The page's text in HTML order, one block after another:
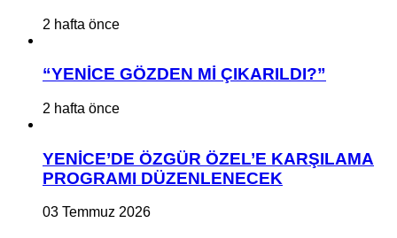
2 hafta önce
“YENİCE GÖZDEN Mİ ÇIKARILDI?”
2 hafta önce
YENİCE’DE ÖZGÜR ÖZEL’E KARŞILAMA
PROGRAMI DÜZENLENECEK
03 Temmuz 2026